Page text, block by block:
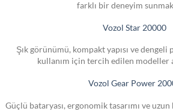
farklı bir deneyim
Vozol Star 20000
Şık görünümü, kompakt yapısı ve
kullanım için tercih edilen modeller
Vozol Gear Power
Güçlü bataryası, ergonomik tasarımı ve